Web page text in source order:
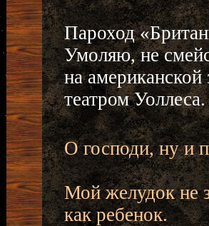
Пароход
Умоляю, не
на американской
театром Уоллеса.
О господи, ну и
Мой желудок не
как ребенок.